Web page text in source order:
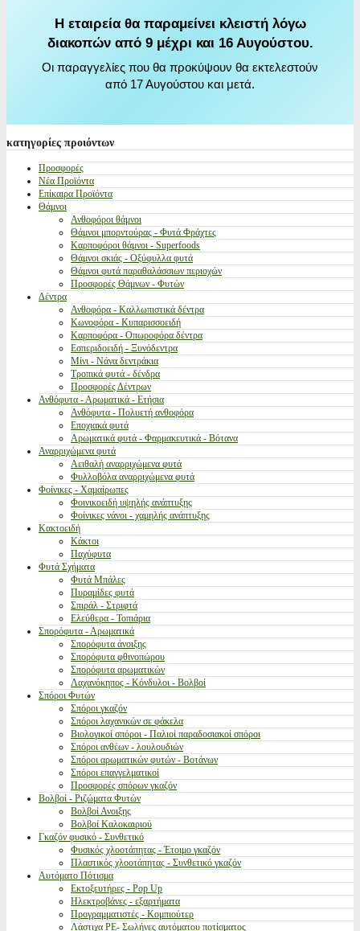
Η εταιρεία θα παραμείνει κλειστή λόγω
διακοπών από 9 μέχρι και 16 Αυγούστου.
Οι παραγγελίες που θα προκύψουν θα εκτελεστούν
από 17 Αυγούστου και μετά.
κατηγορίες προιόντων
Προσφορές
Νέα Προϊόντα
Επίκαιρα Προϊόντα
Θάμνοι
Ανθοφόροι θάμνοι
Θάμνοι μπορντούρας - Φυτά Φράχτες
Καρποφόροι θάμνοι - Superfoods
Θάμνοι σκιάς - Οξύφυλλα φυτά
Θάμνοι φυτά παραθαλάσσιων περιοχών
Προσφορές Θάμνων - Φυτών
Δέντρα
Ανθοφόρα - Καλλωπιστικά δέντρα
Κωνοφόρα - Κυπαρισσοειδή
Καρποφόρα - Οπωροφόρα δέντρα
Εσπεριδοειδή - Ξυνόδεντρα
Μίνι - Νάνα δεντράκια
Τροπικά φυτά - δένδρα
Προσφορές Δέντρων
Ανθόφυτα - Αρωματικά - Ετήσια
Ανθόφυτα - Πολυετή ανθοφόρα
Εποχιακά φυτά
Αρωματικά φυτά - Φαρμακευτικά - Βότανα
Αναρριχώμενα φυτά
Αειθαλή αναρριχώμενα φυτά
Φυλλοβόλα αναρριχώμενα φυτά
Φοίνικες - Χαμαίρωπες
Φοινικοειδή υψηλής ανάπτυξης
Φοίνικες νάνοι - χαμηλής ανάπτυξης
Κακτοειδή
Κάκτοι
Παχύφυτα
Φυτά Σχήματα
Φυτά Μπάλες
Πυραμίδες φυτά
Σπιράλ - Στριφτά
Ελεύθερα - Τοπιάρια
Σπορόφυτα - Αρωματικά
Σπορόφυτα άνοιξης
Σπορόφυτα φθινοπώρου
Σπορόφυτα αρωματικών
Λαχανόκηπος - Κόνδυλοι - Βολβοί
Σπόροι Φυτών
Σπόροι γκαζόν
Σπόροι λαχανικών σε φάκελα
Βιολογικοί σπόροι - Παλιοί παραδοσιακοί σπόροι
Σπόροι ανθέων - λουλουδιών
Σπόροι αρωματικών φυτών - Βοτάνων
Σπόροι επαγγελματικοί
Προσφορές σπόρων γκαζόν
Βολβοί - Ριζώματα Φυτών
Βολβοί Ανοιξης
Βολβοί Καλοκαιριού
Γκαζόν φυσικό - Συνθετικό
Φυσικός χλοοτάπητας - Έτοιμο γκαζόν
Πλαστικός χλοοτάπητας - Συνθετικό γκαζόν
Αυτόματο Πότισμα
Εκτοξευτήρες - Pop Up
Ηλεκτροβάνες - εξαρτήματα
Προγραμματιστές - Κομπιούτερ
Λάστιχα PE- Σωλήνες αυτόματου ποτίσματος